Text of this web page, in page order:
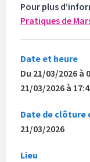
Pour plus
Pratiques de
Date et heure
Du 21/03/2026 à
21/03/2026 à
Date de clôture
21/03/2026
Lieu